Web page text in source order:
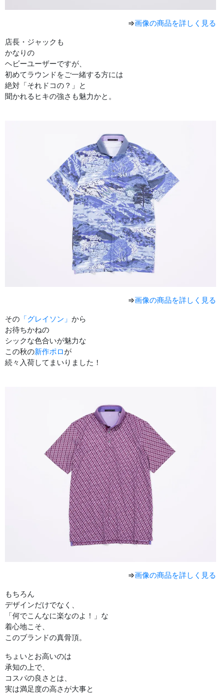
⇒画像の商品を詳しく見る
店長・ジャックも
かなりの
ヘビーユーザーですが、
初めてラウンドをご一緒する方には
絶対「それドコの？」と
聞かれるヒキの強さも魅力かと。
⇒画像の商品を詳しく見る
その 「グレイソン」 から
お待ちかねの
シックな色合いが魅力な
この秋の新作ポロが
続々入荷してまいりました！
⇒画像の商品を詳しく見る
もちろん
デザインだけでなく、
「何でこんなに楽なのよ！」な
着心地こそ、
このブランドの真骨頂。
ちょいとお高いのは
承知の上で、
コスパの良さとは、
実は満足度の高さが大事と